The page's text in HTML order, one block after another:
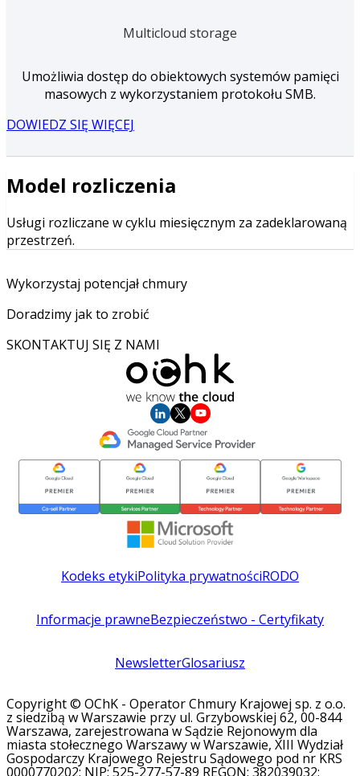
Multicloud storage
Umożliwia dostęp do obiektowych systemów pamięci
masowych z wykorzystaniem protokołu SMB.
DOWIEDZ SIĘ WIĘCEJ
Model rozliczenia
Usługi rozliczane w cyklu miesięcznym za zadeklarowaną
przestrzeń.
Wykorzystaj potencjał chmury
Doradzimy jak to zrobić
SKONTAKTUJ SIĘ Z NAMI
Kodeks etykiPolityka prywatnościRODO
Informacje prawneBezpieczeństwo - Certyfikaty
NewsletterGlosariusz
Copyright © OChK - Operator Chmury Krajowej sp. z o.o.
z siedzibą w Warszawie przy ul. Grzybowskiej 62, 00-844
Warszawa, zarejestrowana w Sądzie Rejonowym dla
miasta stołecznego Warszawy w Warszawie, XIII Wydział
Gospodarczy Krajowego Rejestru Sądowego pod nr KRS
0000770202; NIP: 525-277-57-89 REGON: 382039032;